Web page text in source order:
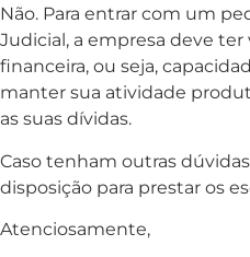
Não. Para entrar com um
Judicial, a empresa deve
financeira, ou seja,
manter sua atividade
as suas dívidas.
Caso tenham outras
disposição para prestar os
Atenciosamente,